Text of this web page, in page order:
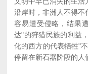
沿岸时，非洲人不得不
容易遭受侵略，结果
达"的狩猎民族的利益
化的西方的代表牺牲"
停留在新石器阶段的人